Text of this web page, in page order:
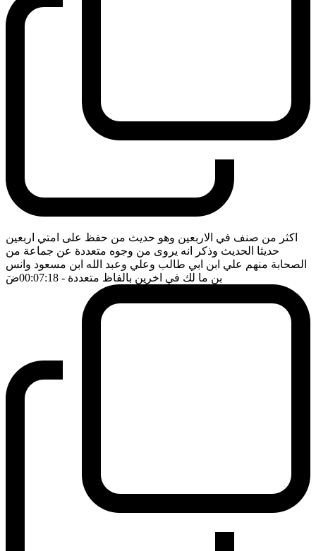
اكثر من صنف في الاربعين وهو حديث من حفظ على امتي اربعين
حديثا الحديث وذكر انه يروى من وجوه متعددة عن جماعة من
الصحابة منهم علي ابن ابي طالب وعلي وعبد الله ابن مسعود وانس
بن ما لك في اخرين بالفاظ متعددة - 00:07:18 ضَ